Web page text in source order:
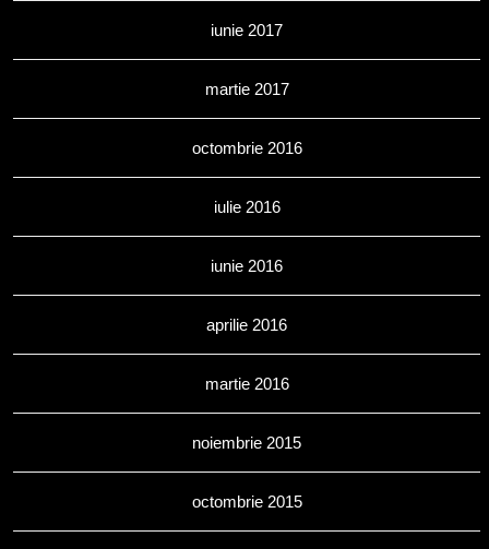
iunie 2017
martie 2017
octombrie 2016
iulie 2016
iunie 2016
aprilie 2016
martie 2016
noiembrie 2015
octombrie 2015